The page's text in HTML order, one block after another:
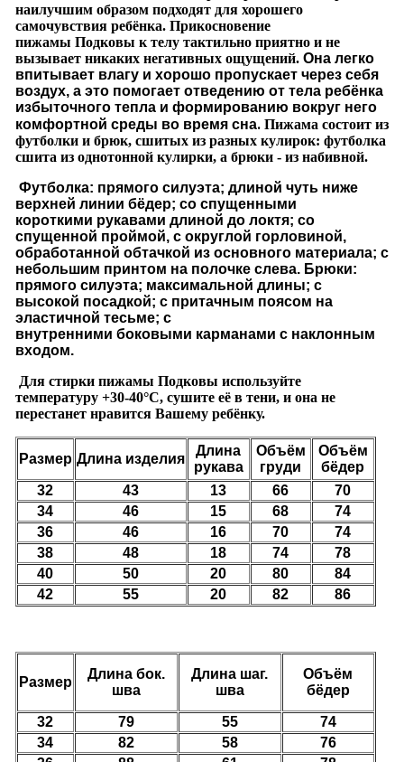
наилучшим образом подходят для хорошего
самочувствия ребёнка. Прикосновение
пижамы Подковы к телу тактильно приятно и не
вызывает никаких негативных ощущений. Она легко
впитывает влагу и хорошо пропускает через себя
воздух, а это помогает отведению от тела ребёнка
избыточного тепла и формированию вокруг него
комфортной среды во время сна. Пижама состоит из
футболки и брюк, сшитых из разных кулирок: футболка
сшита из однотонной кулирки, а брюки - из набивной.
Футболка: прямого силуэта; длиной чуть ниже
верхней линии бёдер; со спущенными
короткими рукавами длиной до локтя; со
спущенной проймой, с округлой горловиной,
обработанной обтачкой из основного материала; с
небольшим принтом на полочке слева. Брюки:
прямого силуэта; максимальной длины; с
высокой посадкой; с притачным поясом на
эластичной тесьме; с
внутренними боковыми карманами с наклонным
входом.
Для стирки пижамы Подковы используйте
температуру +30-40°C, сушите её в тени, и она не
перестанет нравится Вашему ребёнку.
Размер Длина изделия
Длина
рукава
Объём
груди
Объём
бёдер
32
43 13 66
70
34
46 15 68
74
36
46 16 70
74
38
48 18 74
78
40
50 20 80
84
42
55 20 82 86
Размер
Длина бок.
шва
Длина шаг.
шва
Объём
бёдер
32 79 55
74
34
82 58
76